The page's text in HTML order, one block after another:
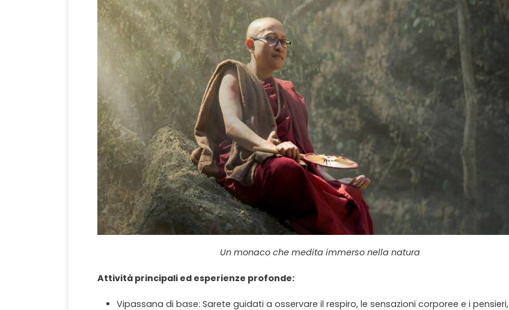
Un monaco che medita immerso nella natura
Attività principali ed esperienze profonde:
Vipassana di base: Sarete guidati a osservare il respiro, le sensazioni corporee e i pensieri,